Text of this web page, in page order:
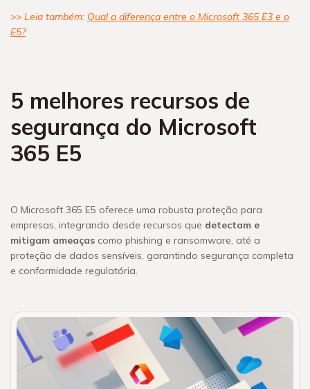
>> Leia também: Qual a diferença entre o Microsoft 365 E3 e o
E5?
5 melhores recursos de
segurança do Microsoft
365 E5
O Microsoft 365 E5 oferece uma robusta proteção para
empresas, integrando desde recursos que detectam e
mitigam ameaças como phishing e ransomware, até a
proteção de dados sensíveis, garantindo segurança completa
e conformidade regulatória.